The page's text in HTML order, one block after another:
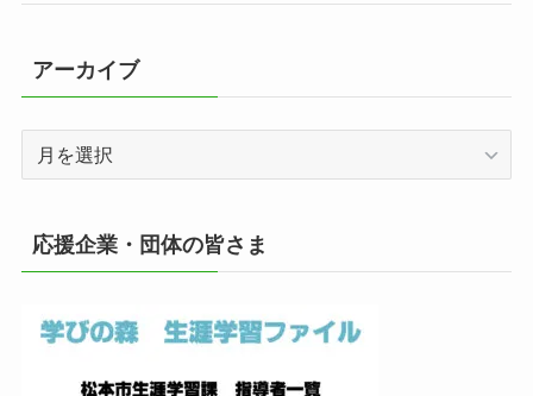
アーカイブ
イ
ブ
応援企業・団体の皆さま